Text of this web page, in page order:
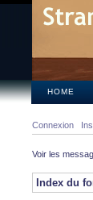
HOME
Connexion
Voir les
Index du